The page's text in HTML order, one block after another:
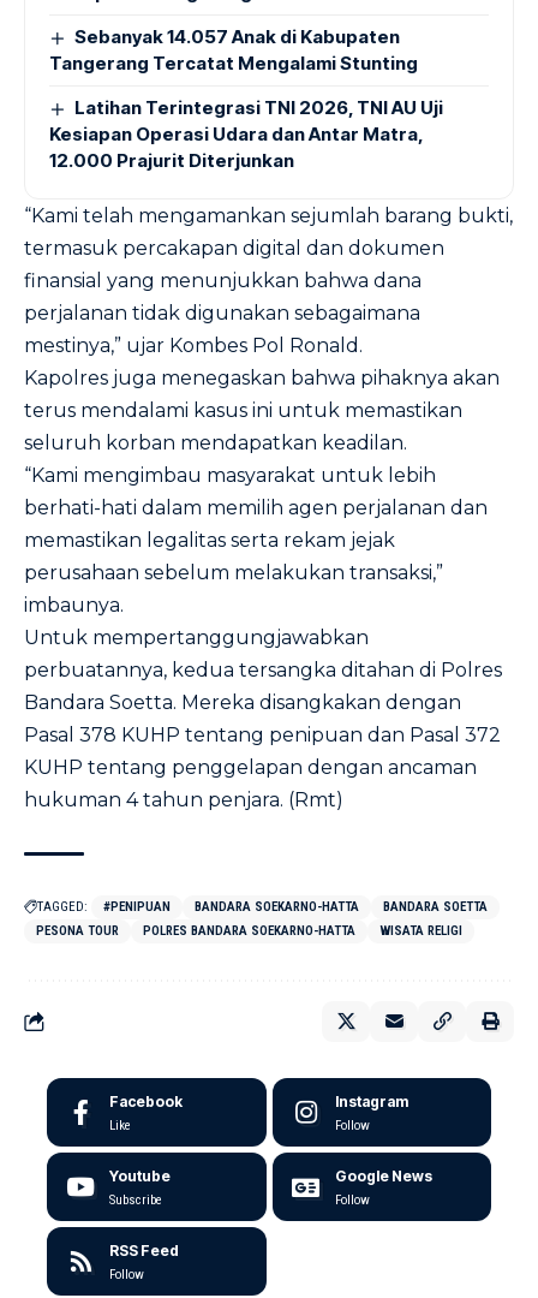
Sebanyak 14.057 Anak di Kabupaten
Tangerang Tercatat Mengalami Stunting
Latihan Terintegrasi TNI 2026, TNI AU Uji
Kesiapan Operasi Udara dan Antar Matra,
12.000 Prajurit Diterjunkan
“Kami telah mengamankan sejumlah barang bukti,
termasuk percakapan digital dan dokumen
finansial yang menunjukkan bahwa dana
perjalanan tidak digunakan sebagaimana
mestinya,” ujar Kombes Pol Ronald.
Kapolres juga menegaskan bahwa pihaknya akan
terus mendalami kasus ini untuk memastikan
seluruh korban mendapatkan keadilan.
“Kami mengimbau masyarakat untuk lebih
berhati-hati dalam memilih agen perjalanan dan
memastikan legalitas serta rekam jejak
perusahaan sebelum melakukan transaksi,”
imbaunya.
Untuk mempertanggungjawabkan
perbuatannya, kedua tersangka ditahan di Polres
Bandara Soetta. Mereka disangkakan dengan
Pasal 378 KUHP tentang penipuan dan Pasal 372
KUHP tentang penggelapan dengan ancaman
hukuman 4 tahun penjara. (Rmt)
TAGGED: #PENIPUAN BANDARA SOEKARNO-HATTA
BANDARA SOETTA
PESONA TOUR
POLRES BANDARA SOEKARNO-HATTA WISATA RELIGI
Facebook
Like
Instagram
Follow
Youtube
Subscribe
Google News
Follow
RSS Feed
Follow